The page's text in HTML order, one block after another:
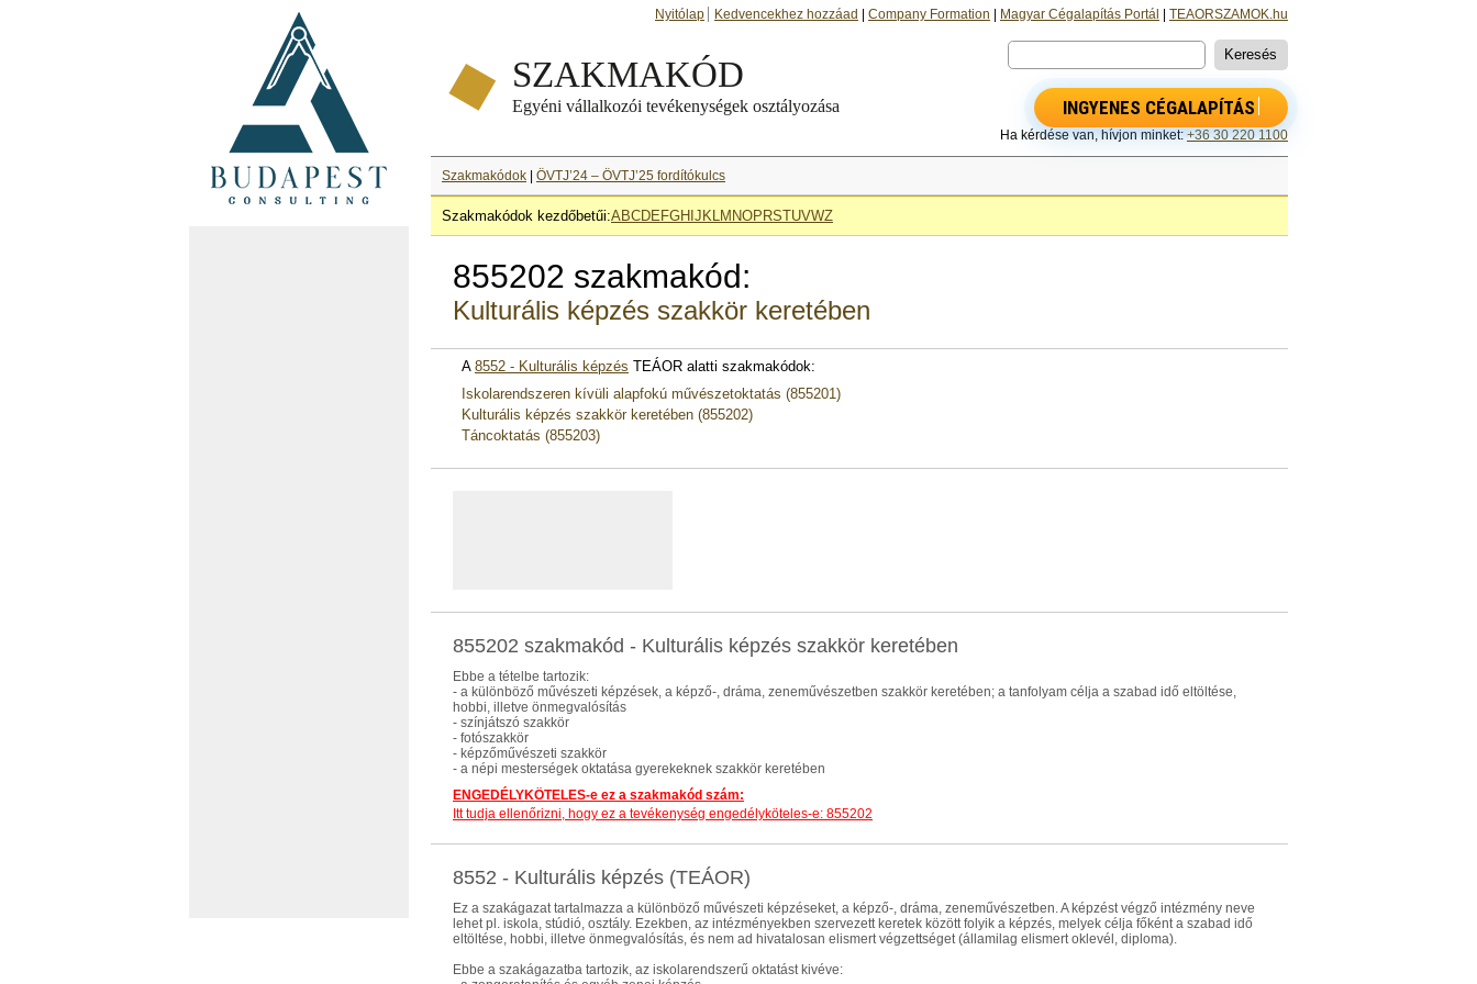
Nyitólap Kedvencekhez hozzáad Company Formation Magyar Cégalapítás Portál TEAORSZAMOK.hu
INGYENES CÉGALAPÍTÁS
Ha kérdése van, hívjon minket:+36 30 220 1100
Szakmakódok ÖVTJ’24 – ÖVTJ’25 fordítókulcs
Szakmakódok kezdőbetűi:ABCDE FGH J KLM NOP RSTUVWZ
855202 szakmakód:
Kulturális képzés szakkör keretében
A 8552 - Kulturális képzés TEÁOR alatti szakmakódok:
Iskolarendszeren kívüli alapfokú művészetoktatás (855201)
Kulturális képzés szakkör keretében (855202)
Táncoktatás (855203)
855202 szakmakód - Kulturális képzés szakkör keretében
Ebbe a tételbe tartozik:
- a különböző művészeti képzések, a képző-, dráma, zeneművészetben szakkör keretében; a tanfolyam célja a szabad idő eltöltése,
hobbi, illetve önmegvalósítás
- színjátszó szakkör
- fotószakkör
- képzőművészeti szakkör
- a népi mesterségek oktatása gyerekeknek szakkör keretében
ENGEDÉLYKÖTELES-e ez a szakmakód szám:
Itt tudja ellenőrizni, hogy ez a tevékenység engedélyköteles-e: 855202
8552 - Kulturális képzés (TEÁOR)
Ez a szakágazat tartalmazza a különböző művészeti képzéseket, a képző-, dráma, zeneművészetben. A képzést végző intézmény neve
lehet pl. iskola, stúdió, osztály. Ezekben, az intézményekben szervezett keretek között folyik a képzés, melyek célja főként a szabad idő
eltöltése, hobbi, illetve önmegvalósítás, és nem ad hivatalosan elismert végzettséget (államilag elismert oklevél, diploma).
Ebbe a szakágazatba tartozik, az iskolarendszerű oktatást kivéve: